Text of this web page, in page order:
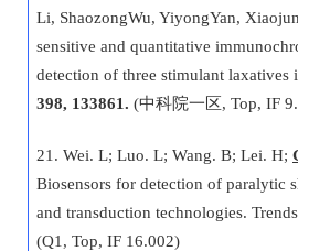
Li, ShaozongWu, YiyongYan, Xiaojun
sensitive and quantitative
detection of three stimulant laxatives
398, 133861. (中科院一 区, Top, IF
21. Wei. L; Luo. L; Wang. B; Lei. H;
Biosensors for detection of paralytic
and transduction technologies. Trends
(Q1, Top, IF 16.002)